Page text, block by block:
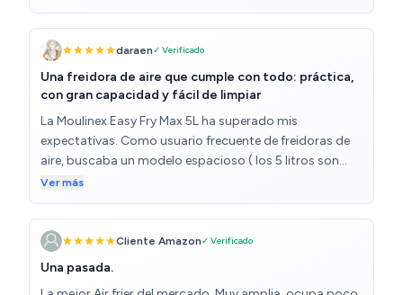
muy molesto, al menos para mi
daraen✓ Verificado
Una freidora de aire que cumple con todo: práctica,
con gran capacidad y fácil de limpiar
La Moulinex Easy Fry Max 5L ha superado mis
expectativas. Como usuario frecuente de freidoras de
aire, buscaba un modelo espacioso ( los 5 litros son
perfectos para familias) con buen rendimiento y que no
ocupara mucho espacio. Esta freidora lo tiene todo. 🔹
LO QUE MÁS ME GUSTA: - Cocina sin aceite (o con muy
poco): Los alimentos quedan crujientes por fuera y
jugosos por dentro, desde alitas de pollo hasta
patatas. El resultado es mucho más saludable que
Ver más
Cliente Amazon✓ Verificado
Una pasada.